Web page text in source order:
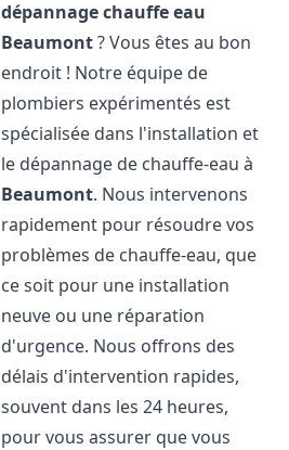
dépannage chauffe eau
Beaumont? Vous êtes au bon
endroit ! Notre équipe de
plombiers expérimentés est
spécialisée dans l'installation et
le dépannage de chauffe-eau à
Beaumont. Nous intervenons
rapidement pour résoudre vos
problèmes de chauffe-eau, que
ce soit pour une installation
neuve ou une réparation
d'urgence. Nous offrons des
délais d'intervention rapides,
souvent dans les 24 heures,
pour vous assurer que vous